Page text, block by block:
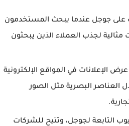
على جوجل عندما يبحث المستخدمون
لجذب العملاء الذين يبحثون
الإعلانات في المواقع الإلكترونية
العناصر البصرية مثل الصور
التابعة لجوجل، وتتيح للشركات